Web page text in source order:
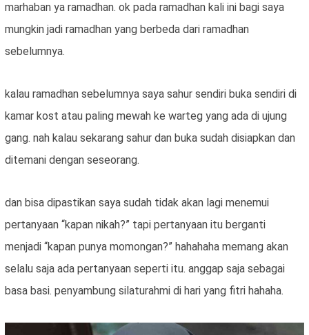
marhaban ya ramadhan. ok pada ramadhan kali ini bagi saya
mungkin jadi ramadhan yang berbeda dari ramadhan
sebelumnya.
kalau ramadhan sebelumnya saya sahur sendiri buka sendiri di
kamar kost atau paling mewah ke warteg yang ada di ujung
gang. nah kalau sekarang sahur dan buka sudah disiapkan dan
ditemani dengan seseorang.
dan bisa dipastikan saya sudah tidak akan lagi menemui
pertanyaan “kapan nikah?” tapi pertanyaan itu berganti
menjadi “kapan punya momongan?” hahahaha memang akan
selalu saja ada pertanyaan seperti itu. anggap saja sebagai
basa basi. penyambung silaturahmi di hari yang fitri hahaha.